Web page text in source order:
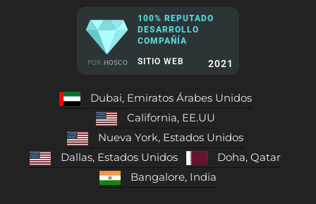
POR HOSCO
100% REPUTADO
DESARROLLO
COMPAÑÍA
SITIO WEB 2021
Dubai, Emiratos Árabes Unidos
California, EE.UU
Nueva York, Estados Unidos
Dallas, Estados Unidos
Doha, Qatar
Bangalore, India